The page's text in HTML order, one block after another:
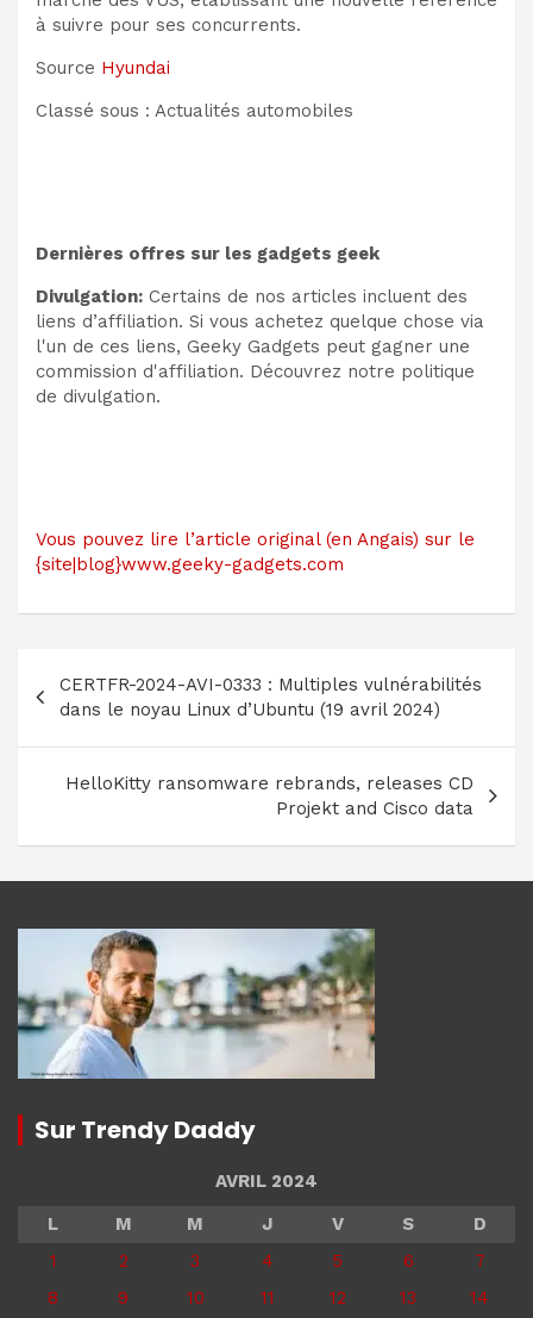
à suivre pour ses concurrents.
Source Hyundai
Classé sous : Actualités automobiles
Dernières offres sur les gadgets geek
Divulgation: Certains de nos articles incluent des
liens d’affiliation. Si vous achetez quelque chose via
l'un de ces liens, Geeky Gadgets peut gagner une
commission d'affiliation. Découvrez notre politique
de divulgation.
Vous pouvez lire l’article original (en Angais) sur le
{site|blog}www.geeky-gadgets.com
de
l’article
CERTFR-2024-AVI-0333 : Multiples vulnérabilités
dans le noyau Linux d’Ubuntu (19 avril 2024)
HelloKitty ransomware rebrands, releases CD
Projekt and Cisco data
Sur Trendy Daddy
AVRIL 2024
L
M M J V S
D
1
2 3 4 5 6
7
8
9 10 11 12 13
14